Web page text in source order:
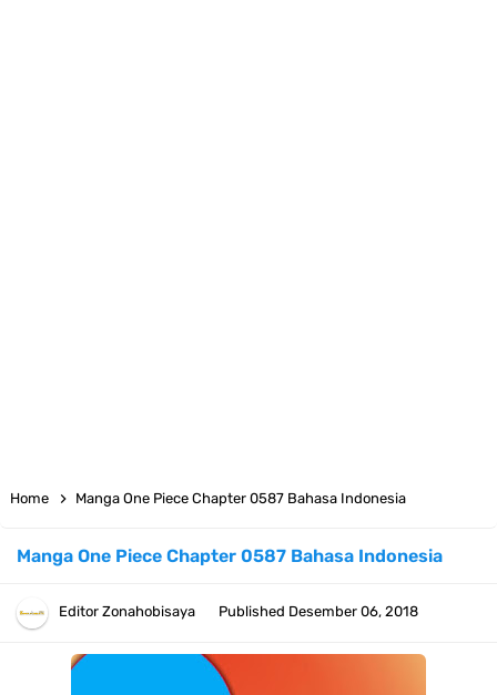
Resep Pesmol Ikan Mas, Makanan Khas Sunda Dengan Rasa Yang
Home Manga One Piece Chapter 0587 Bahasa Indonesia
Manga One Piece Chapter 0587 Bahasa Indonesia
Editor Zonahobisaya Published Desember 06, 2018